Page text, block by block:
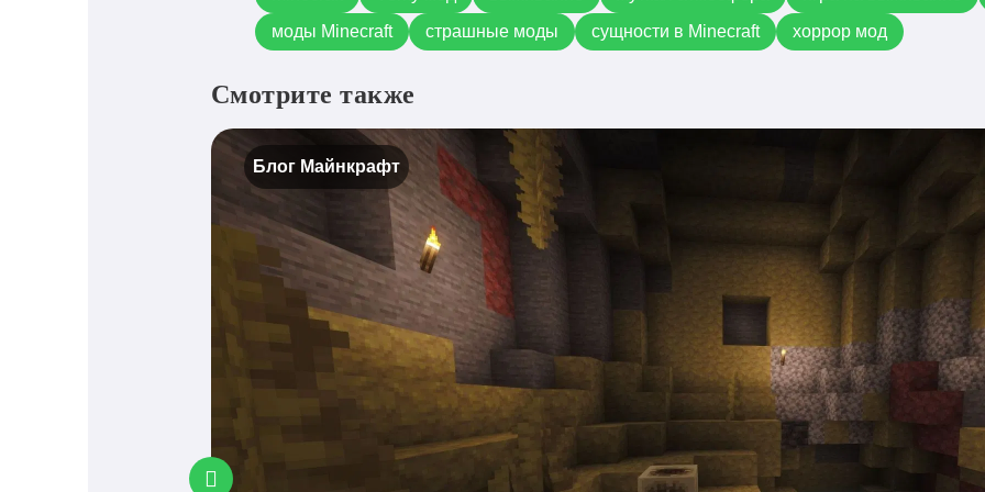
моды Minecraft
страшные моды сущности в Minecraft хоррор мод
Смотрите также
Блог Майнкрафт